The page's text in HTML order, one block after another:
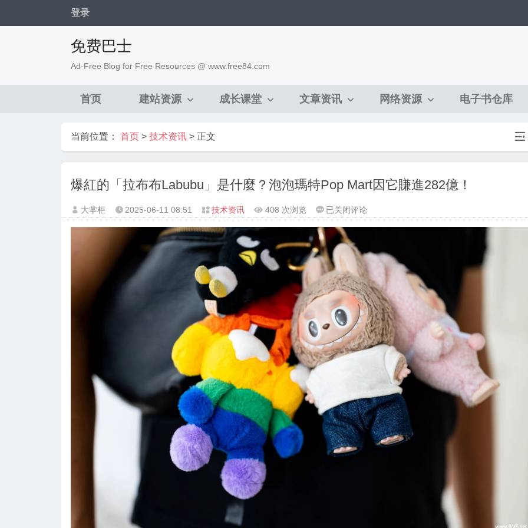
登录
免费巴士
Ad-Free Blog for Free Resources @ www.free84.com
首页 建站资源 成长课堂 文章资讯 网络资源 电子书仓库

当前位置： 首页 > 技术资讯 > 正文
爆紅的「拉布布Labubu」是什麼？泡泡瑪特Pop Mart因它賺進282億！
 大掌柜  2025-06-11 08:51  技术资讯  408 次浏览  爆
的
「拉
布
布
Labubu」
是
什
麼？
泡
泡
Pop
Mart
因
它
已关闭评论